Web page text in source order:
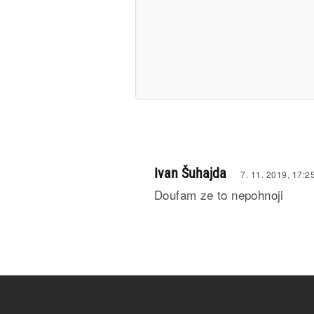
Ivan Šuhajda 7. 11. 2019,
Doufam ze to nepohnoji